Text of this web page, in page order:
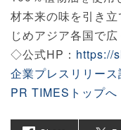
材本来の味を引き
じめアジア各国で広
◇公式HP： https://
企業プレスリリー
PR TIMESトップへ